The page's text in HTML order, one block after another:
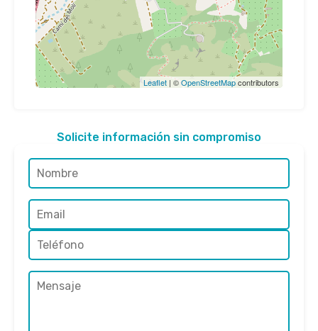
Leaflet | ©OpenStreetMapcontributors
Solicite información sin compromiso